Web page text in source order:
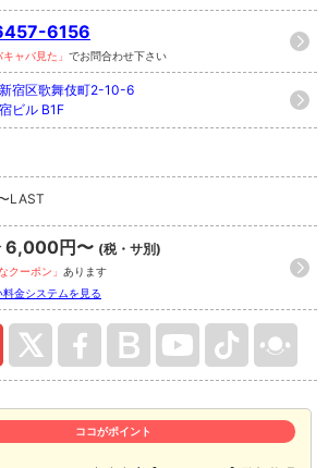
6156
キャバ見た」 でお問合わせ下さい
宿区歌舞伎町2-10-6
ビル B1F
LAST
6,000円〜 (税・サ別)
クーポン」 あります
料金システムを見る
ココがポイント